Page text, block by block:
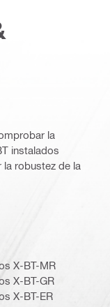
la
instalados
la robustez de la
X-BT-MR
X-BT-GR
X-BT-ER